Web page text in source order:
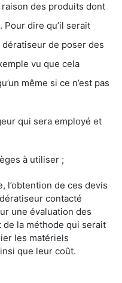
des produits dont
dire qu’il serait
de poser des
vu que cela
même si ce n’est pas
qui sera employé et
à utiliser ;
l’obtention de ces devis
contacté
une évaluation des
la méthode qui serait
les matériels
que leur coût.